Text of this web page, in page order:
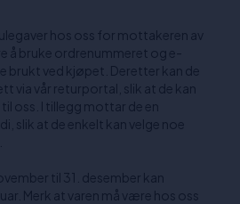
hos oss for mottakeren av
å bruke ordrenummeret og e-
brukt ved kjøpet. Deretter kan de
via vår returportal, slik at de kan
oss. I tillegg mottar de en
slik at de enkelt kan velge noe
til 31. desember kan
Merk at varen må være hos oss